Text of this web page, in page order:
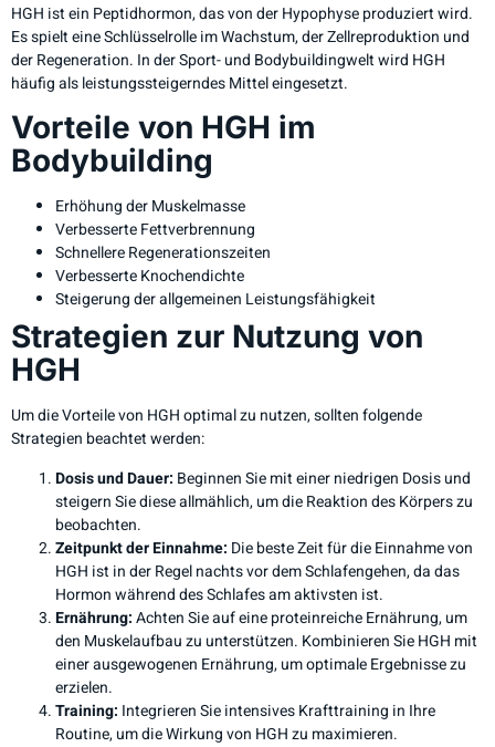
HGH ist ein Peptidhormon, das von der Hypophyse produziert wird.
Es spielt eine Schlüsselrolle im Wachstum, der Zellreproduktion und
der Regeneration. In der Sport- und Bodybuildingwelt wird HGH
häufig als leistungssteigerndes Mittel eingesetzt.
Vorteile von HGH im
Bodybuilding
Erhöhung der Muskelmasse
Verbesserte Fettverbrennung
Schnellere Regenerationszeiten
Verbesserte Knochendichte
Steigerung der allgemeinen Leistungsfähigkeit
Strategien zur Nutzung von
HGH
Um die Vorteile von HGH optimal zu nutzen, sollten folgende
Strategien beachtet werden:
Dosis und Dauer: Beginnen Sie mit einer niedrigen Dosis und
steigern Sie diese allmählich, um die Reaktion des Körpers zu
beobachten.
Zeitpunkt der Einnahme: Die beste Zeit für die Einnahme von
HGH ist in der Regel nachts vor dem Schlafengehen, da das
Hormon während des Schlafes am aktivsten ist.
Ernährung:Achten Sie auf eine proteinreiche Ernährung, um
den Muskelaufbau zu unterstützen. Kombinieren Sie HGH mit
einer ausgewogenen Ernährung, um optimale Ergebnisse zu
erzielen.
Training: Integrieren Sie intensives Krafttraining in Ihre
Routine, um die Wirkung von HGH zu maximieren.